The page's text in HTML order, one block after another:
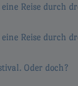
Reise durch
Reise durch
Oder doch?